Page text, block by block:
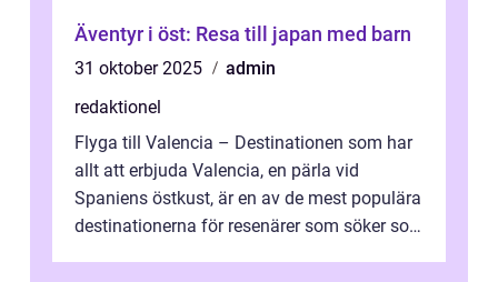
Äventyr i öst: Resa till japan med barn
31 oktober 2025
admin
redaktionel
Flyga till Valencia – Destinationen som har
allt att erbjuda Valencia, en pärla vid
Spaniens östkust, är en av de mest populära
destinationerna för resenärer som söker sol,